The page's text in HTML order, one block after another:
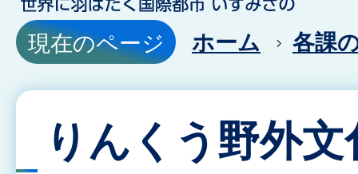
現在のページ ホーム 各課
りんくう野外文